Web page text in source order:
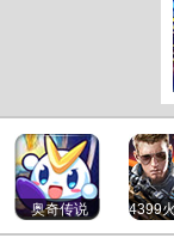
奥奇传说